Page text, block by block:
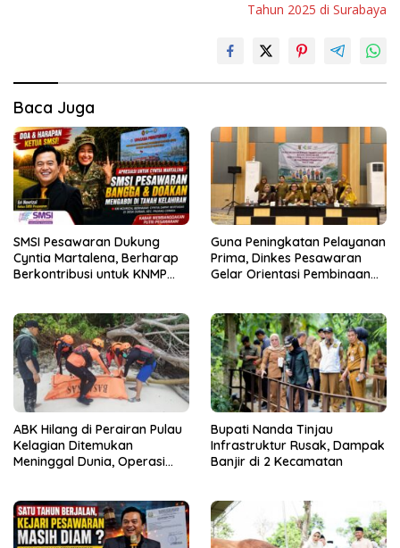
Tahun 2025 di Surabaya
Baca Juga
SMSI Pesawaran Dukung
Cyntia Martalena, Berharap
Berkontribusi untuk KNMP
Guna Peningkatan Pelayanan
Prima, Dinkes Pesawaran
Gelar Orientasi Pembinaan
ABK Hilang di Perairan Pulau
Kelagian Ditemukan
Meninggal Dunia, Operasi
Bupati Nanda Tinjau
Infrastruktur Rusak, Dampak
Banjir di 2 Kecamatan